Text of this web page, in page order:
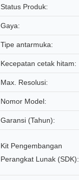
Status Produk:
Gaya:
Tipe antarmuka:
Kecepatan cetak hitam:
Max. Resolusi:
Nomor Model:
Garansi (Tahun):
Kit Pengembangan
Perangkat Lunak (SDK):